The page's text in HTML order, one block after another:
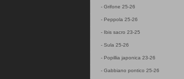
- Grifone 25-26
- Peppola 25-26
- Ibis sacro 23-25
- Sula 25-26
- Popillia japonica 23-26
- Gabbiano pontico 25-26